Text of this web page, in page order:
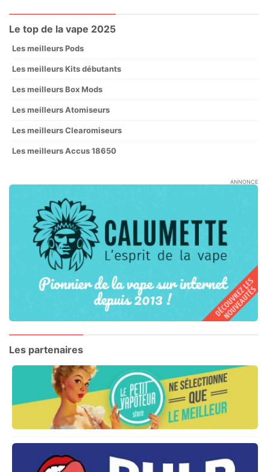
Le top de la vape 2025
Les meilleurs Pods
Les meilleurs Kits débutants
Les meilleurs Box Mods
Les meilleurs Atomiseurs
Les meilleurs Clearomiseurs
Les meilleurs Accus 18650
ANNONCE
Les partenaires